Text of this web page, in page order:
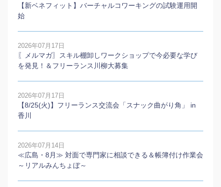
【新ベネフィット】バーチャルコワーキングの試験運用開
始
2026年07月17日
〖メルマガ〗スキル棚卸しワークショップで今必要な学び
を発見！＆フリーランス川柳大募集
2026年07月17日
【8/25(火)】フリーランス交流会「スナック曲がり角」 in
香川
2026年07月14日
≪広島・8月≫ 対面で専門家に相談できる＆帳簿付け作業会
～リアルみんちょぼ～